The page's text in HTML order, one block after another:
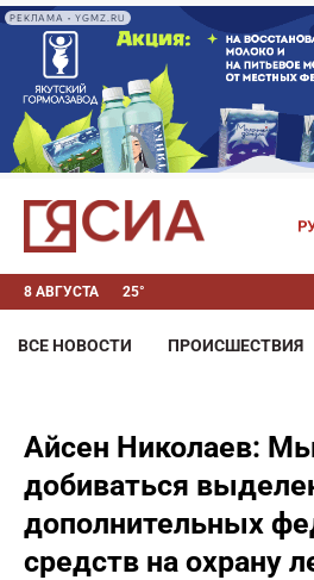
РЕКЛАМА • YGMZ.RU
8 АВГУСТА 25°
ВСЕ НОВОСТИ ПРОИСШЕСТВИЯ
Айсен Николаев:
добиваться
дополнительных
средств на охрану